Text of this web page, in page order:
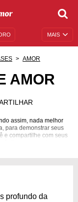
MAIS
AMOR
AMOR
assim, nada melhor
para demonstrar seus
e compartilhe com seus
é dia para amar!
profundo da